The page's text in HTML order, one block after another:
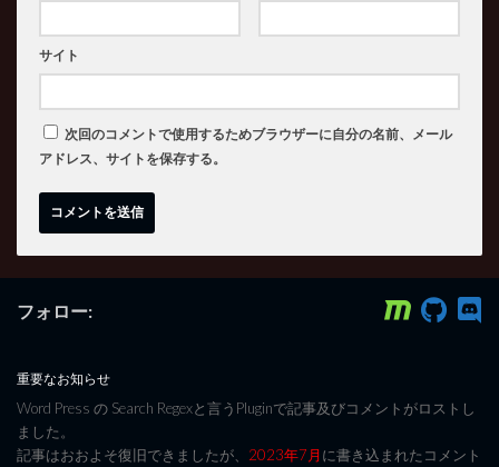
サイト
次回のコメントで使用するためブラウザーに自分の名前、メール
アドレス、サイトを保存する。
フォロー:
重要なお知らせ
Word Press の Search Regexと言うPluginで記事及びコメントがロストし
ました。
記事はおおよそ復旧できましたが、 2023年7月に書き込まれたコメント